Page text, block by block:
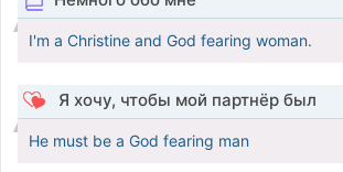
I'm a Christine and God fearing woman.
Я хочу, чтобы мой партнёр был
He must be a God fearing man